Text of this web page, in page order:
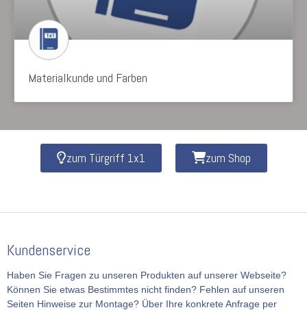
Materialkunde und Farben
zum Türgriff 1x1 zum Shop
Kundenservice
Haben Sie Fragen zu unseren Produkten auf unserer Webseite?
Können Sie etwas Bestimmtes nicht finden? Fehlen auf unseren
Seiten Hinweise zur Montage? Über Ihre konkrete Anfrage per